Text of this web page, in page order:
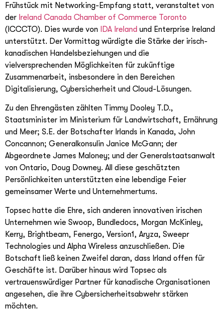
Frühstück mit Networking-Empfang statt, veranstaltet von
der Ireland Canada Chamber of Commerce Toronto
(ICCCTO). Dies wurde von
IDA Ireland und Enterprise Ireland
unterstützt. Der Vormittag würdigte die Stärke der irisch-
kanadischen Handelsbeziehungen und die
vielversprechenden Möglichkeiten für zukünftige
Zusammenarbeit, insbesondere in den Bereichen
Digitalisierung, Cybersicherheit und Cloud-Lösungen.
Zu den Ehrengästen zählten Timmy Dooley T.D.,
Staatsminister im Ministerium für Landwirtschaft, Ernährung
und Meer; S.E. der Botschafter Irlands in Kanada, John
Concannon; Generalkonsulin Janice McGann; der
Abgeordnete James Maloney; und der Generalstaatsanwalt
von Ontario, Doug Downey. All diese geschätzten
Persönlichkeiten unterstützten eine lebendige Feier
gemeinsamer Werte und Unternehmertums.
Topsec hatte die Ehre, sich anderen innovativen irischen
Unternehmen wie Swoop, Bundledocs, Morgan McKinley,
Kerry, Brightbeam, Fenergo, Version1, Aryza, Sweepr
Technologies und Alpha Wireless anzuschließen. Die
Botschaft ließ keinen Zweifel daran, dass Irland offen für
Geschäfte ist. Darüber hinaus wird Topsec als
vertrauenswürdiger Partner für kanadische Organisationen
angesehen, die ihre Cybersicherheitsabwehr stärken
möchten.